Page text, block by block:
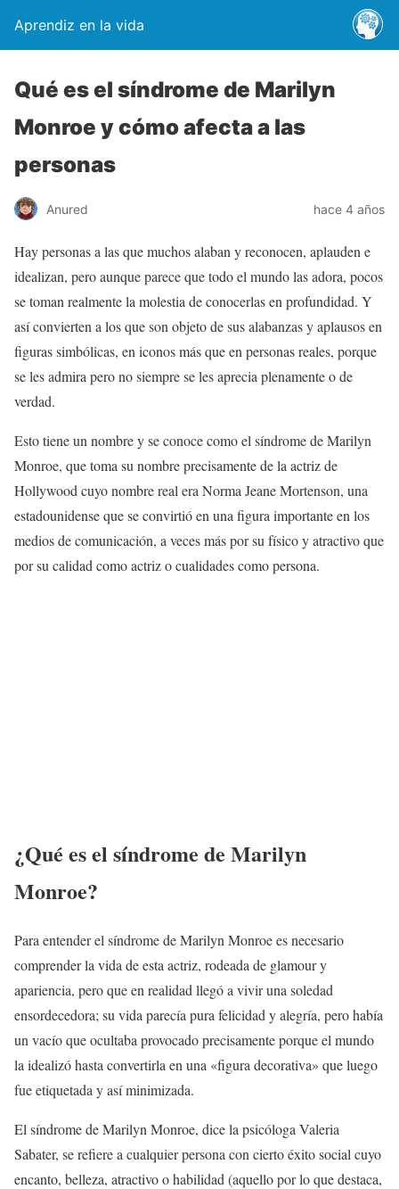
Aprendiz en la vida
Qué es el síndrome de Marilyn
Monroe y cómo afecta a las
personas
Anured hace 4 años
Hay personas a las que muchos alaban y reconocen, aplauden e
idealizan, pero aunque parece que todo el mundo las adora, pocos
se toman realmente la molestia de conocerlas en profundidad. Y
así convierten a los que son objeto de sus alabanzas y aplausos en
figuras simbólicas, en iconos más que en personas reales, porque
se les admira pero no siempre se les aprecia plenamente o de
verdad.
Esto tiene un nombre y se conoce como el síndrome de Marilyn
Monroe, que toma su nombre precisamente de la actriz de
Hollywood cuyo nombre real era Norma Jeane Mortenson, una
estadounidense que se convirtió en una figura importante en los
medios de comunicación, a veces más por su físico y atractivo que
por su calidad como actriz o cualidades como persona.
¿Qué es el síndrome de Marilyn
Monroe?
Para entender el síndrome de Marilyn Monroe es necesario
comprender la vida de esta actriz, rodeada de glamour y
apariencia, pero que en realidad llegó a vivir una soledad
ensordecedora; su vida parecía pura felicidad y alegría, pero había
un vacío que ocultaba provocado precisamente porque el mundo
la idealizó hasta convertirla en una «figura decorativa» que luego
fue etiquetada y así minimizada.
El síndrome de Marilyn Monroe, dice la psicóloga Valeria
Sabater, se refiere a cualquier persona con cierto éxito social cuyo
encanto, belleza, atractivo o habilidad (aquello por lo que destaca,